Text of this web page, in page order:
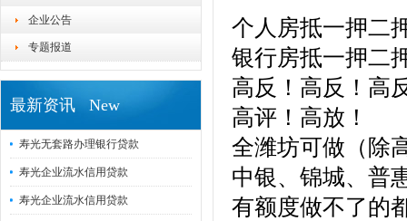
企业公告
专题报道
最新资讯 New
寿光无套路办理银行贷款
寿光企业流水信用贷款
寿光企业流水信用贷款
个人房抵一押二
银行房抵一押二
高反！高反！高
高评！高放！
全潍坊可做（除
中银、锦城、普
有额度做不了的